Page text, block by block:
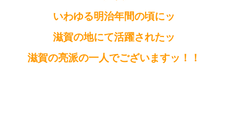
いわゆる明治年間の頃にッ
滋賀の地にて活躍されたッ
滋賀の亮派の一人でございますッ！！